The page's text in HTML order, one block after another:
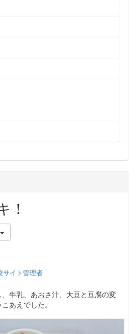
！
サイト管理者
牛乳、あおさ汁、大豆と豆腐の変
あえでした。